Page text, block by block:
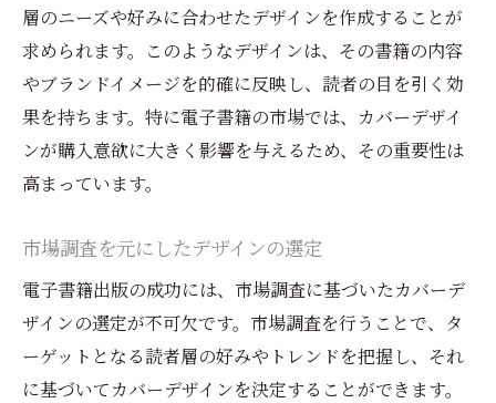
層のニーズや好みに合わせたデザインを作成することが
求められます。このようなデザインは、その書籍の内容
やブランドイメージを的確に反映し、読者の目を引く効
果を持ちます。特に電子書籍の市場では、カバーデザイ
ンが購入意欲に大きく影響を与えるため、その重要性は
高まっています。
市場調査を元にしたデザインの選定
電子書籍出版の成功には、市場調査に基づいたカバーデ
ザインの選定が不可欠です。市場調査を行うことで、タ
ーゲットとなる読者層の好みやトレンドを把握し、それ
に基づいてカバーデザインを決定することができます。